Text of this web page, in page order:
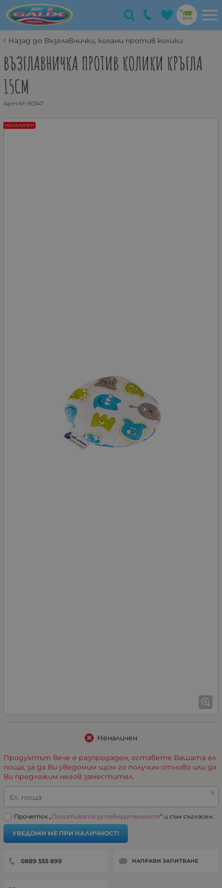
Назад до Възглавнички, колани против колики
ВЪЗГЛАВНИЧКА ПРОТИВ КОЛИКИ КРЪГЛА
15СМ
Арт.№: 90347
НЕНАЛИЧЕН
Неналичен
Продуктът вече е разпродаден, оставете Вашата ел.
поща, за да Ви уведомим щом го получим отново или да
Ви предложим негов заместител.
Ел. поща
Прочетох „Политиката за поверителност“ и съм съгласен.
УВЕДОМИ МЕ ПРИ НАЛИЧНОСТ!
0889 555 899 НАПРАВИ ЗАПИТВАНЕ